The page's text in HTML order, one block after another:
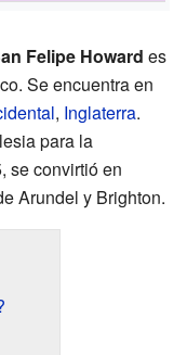
Felipe Howard es
Se encuentra en
, Inglaterra.
para la
se convirtió en
Arundel y Brighton.